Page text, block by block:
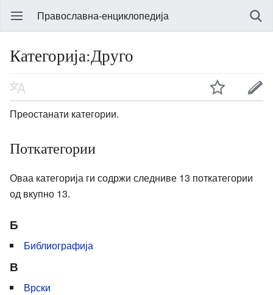
Православна-енциклопедија
Категорија:Друго
Преостанати категории.
Поткатегории
Оваа категорија ги содржи следниве 13 поткатегории
од вкупно 13.
Б
Библиографија
В
Врски